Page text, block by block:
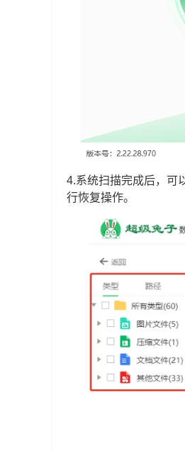
4.系统扫描完成后，可
行恢复操作。